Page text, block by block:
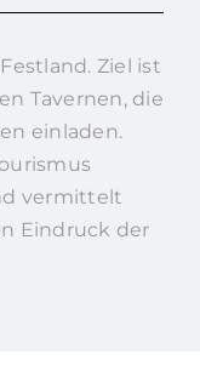
Ziel ist
Tavernen, die
einladen.
vermittelt
Eindruck der